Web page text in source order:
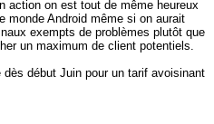
action on est tout de même heureux
monde Android même si on aurait
exempts de problèmes plutôt que
un maximum de client potentiels.
début Juin pour un tarif avoisinant